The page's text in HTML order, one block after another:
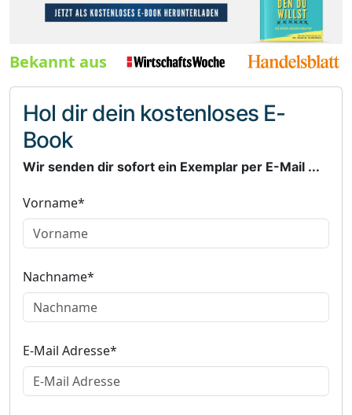
Bekannt aus
Hol dir dein kostenloses E-
Book
Wir senden dir sofort ein Exemplar per E-Mail ...
Vorname*
Nachname*
E-Mail Adresse*